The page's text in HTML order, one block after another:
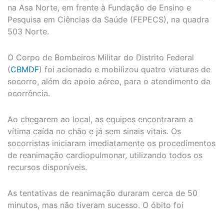
na Asa Norte, em frente à Fundação de Ensino e
Pesquisa em Ciências da Saúde (FEPECS), na quadra
503 Norte.
O Corpo de Bombeiros Militar do Distrito Federal
(CBMDF) foi acionado e mobilizou quatro viaturas de
socorro, além de apoio aéreo, para o atendimento da
ocorrência.
Ao chegarem ao local, as equipes encontraram a
vítima caída no chão e já sem sinais vitais. Os
socorristas iniciaram imediatamente os procedimentos
de reanimação cardiopulmonar, utilizando todos os
recursos disponíveis.
As tentativas de reanimação duraram cerca de 50
minutos, mas não tiveram sucesso. O óbito foi